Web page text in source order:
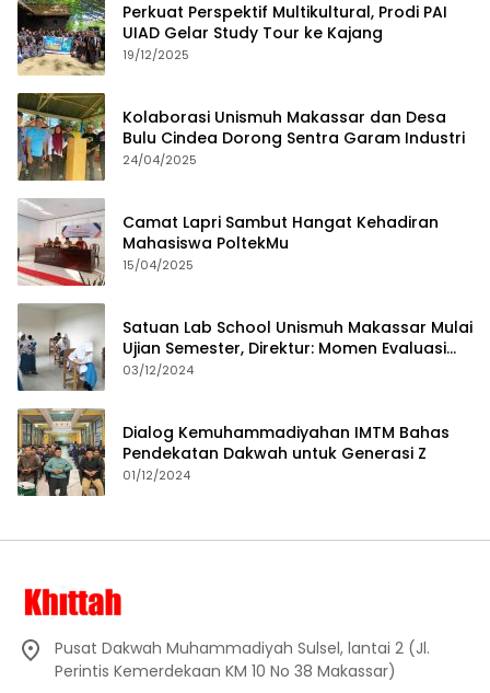
Perkuat Perspektif Multikultural, Prodi PAI
UIAD Gelar Study Tour ke Kajang
19/12/2025
Kolaborasi Unismuh Makassar dan Desa
Bulu Cindea Dorong Sentra Garam Industri
24/04/2025
Camat Lapri Sambut Hangat Kehadiran
Mahasiswa PoltekMu
15/04/2025
Satuan Lab School Unismuh Makassar Mulai
Ujian Semester, Direktur: Momen Evaluasi
Proses Pembelajaran
03/12/2024
Dialog Kemuhammadiyahan IMTM Bahas
Pendekatan Dakwah untuk Generasi Z
01/12/2024
Pusat Dakwah Muhammadiyah Sulsel, lantai 2 (Jl.
Perintis Kemerdekaan KM 10 No 38 Makassar)